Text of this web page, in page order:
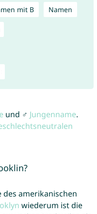
mit B Namen
und ♂ Jungenname.
amerikanischen
wiederum ist die